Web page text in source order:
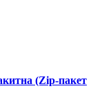
(Zip-пакет